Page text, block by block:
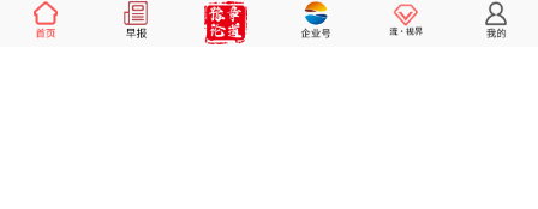
真人结合AI制作,拓宽真人剧创作边界